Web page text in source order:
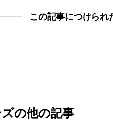
この記事につけられ
の他の記事